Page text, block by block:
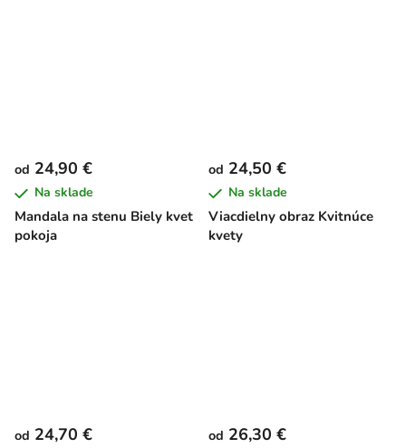
Mandala na stenu Biely kvet
pokoja
od 24,90 €
Na sklade
Viacdielny obraz Kvitnúce
kvety
od 24,50 €
Na sklade
od 24,70 € od 26,30 €